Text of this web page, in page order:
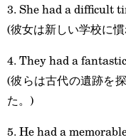
3. She had a difficult
(彼女は新しい学校に
4. They had a
(彼らは古代の遺跡を
た。)
5. He had a